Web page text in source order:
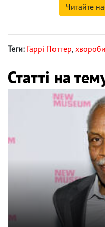
Читайте
Теги: Гаррі Поттер,
Статті на